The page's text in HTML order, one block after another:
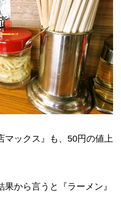
マックス』も、50円の値上
から言うと『ラーメン』